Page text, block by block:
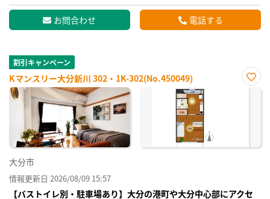
お問合わせ 電話する
割引キャンペーン
Kマンスリー大分新川 302・1K-302(No.450049)
お気
大分市
情報更新日 2026/08/09 15:57
【バストイレ別・駐車場あり】大分の港町や大分中心部にアクセ